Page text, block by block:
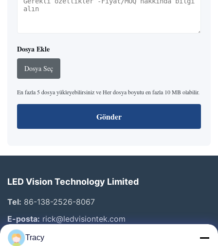
Dosya Ekle
Dosya Seç
En fazla 5 dosya yükleyebilirsiniz ve Her dosya boyutu en fazla 10 MB olabilir.
Gönder
LED Vision Technology Limited
Tel: 86-138-2526-8067
E-posta: rick@ledvisiontek.com
Tracy